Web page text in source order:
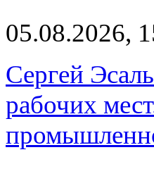
05.08.2026,
Сергей
рабочих